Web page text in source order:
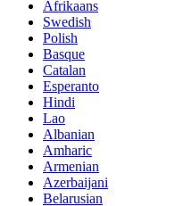
Afrikaans
Swedish
Polish
Basque
Catalan
Esperanto
Hindi
Lao
Albanian
Amharic
Armenian
Azerbaijani
Belarusian